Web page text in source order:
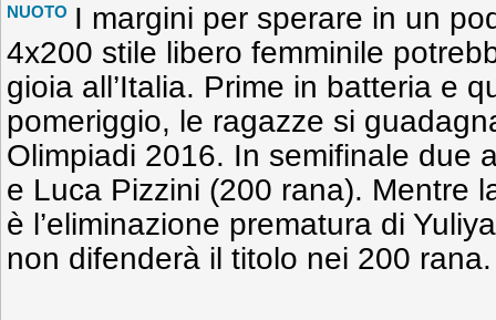
NUOTO I margini per sperare in un
4x200 stile libero femminile
gioia all’Italia. Prime in batteria e
pomeriggio, le ragazze si
Olimpiadi 2016. In semifinale due
e Luca Pizzini (200 rana). Mentre
è l’eliminazione prematura di
non difenderà il titolo nei 200 rana.